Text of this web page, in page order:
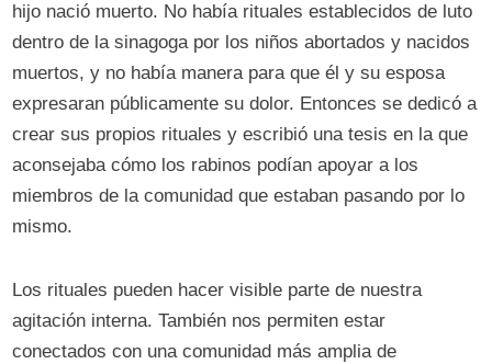
hijo nació muerto. No había rituales establecidos de luto
dentro de la sinagoga por los niños abortados y nacidos
muertos, y no había manera para que él y su esposa
expresaran públicamente su dolor. Entonces se dedicó a
crear sus propios rituales y escribió una tesis en la que
aconsejaba cómo los rabinos podían apoyar a los
miembros de la comunidad que estaban pasando por lo
mismo.
Los rituales pueden hacer visible parte de nuestra
agitación interna. También nos permiten estar
conectados con una comunidad más amplia de